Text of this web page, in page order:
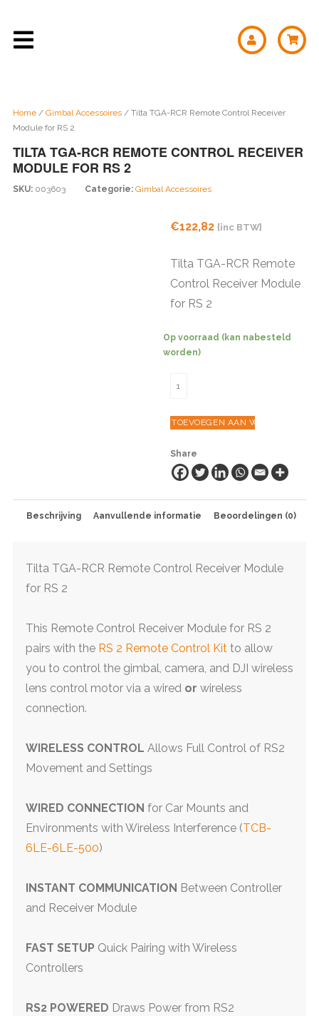
Home / Gimbal Accessoires / Tilta TGA-RCR Remote Control Receiver
Module for RS 2
TILTA TGA-RCR REMOTE CONTROL RECEIVER
MODULE FOR RS 2
SKU: 003603 Categorie: Gimbal Accessoires
€122,82 {inc BTW}
Tilta TGA-RCR Remote
Control Receiver Module
for RS 2
Op voorraad (kan nabesteld
worden)
Remote
Receiver
Module
RS
2
TOEVOEGEN AAN WINKELWAGEN
Share
Beschrijving Aanvullende informatie Beoordelingen (0)
Tilta TGA-RCR Remote Control Receiver Module
for RS 2
This Remote Control Receiver Module for RS 2
pairs with the RS 2 Remote Control Kit to allow
you to control the gimbal, camera, and DJI wireless
lens control motor via a wired or wireless
connection.
WIRELESS CONTROL Allows Full Control of RS2
Movement and Settings
WIRED CONNECTION for Car Mounts and
Environments with Wireless Interference (TCB-
6LE-6LE-500)
INSTANT COMMUNICATION Between Controller
and Receiver Module
FAST SETUP Quick Pairing with Wireless
Controllers
RS2 POWERED Draws Power from RS2